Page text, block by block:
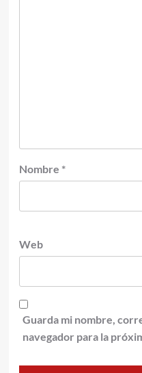
Nombre *
Web
Guarda mi nombre,
navegador para la